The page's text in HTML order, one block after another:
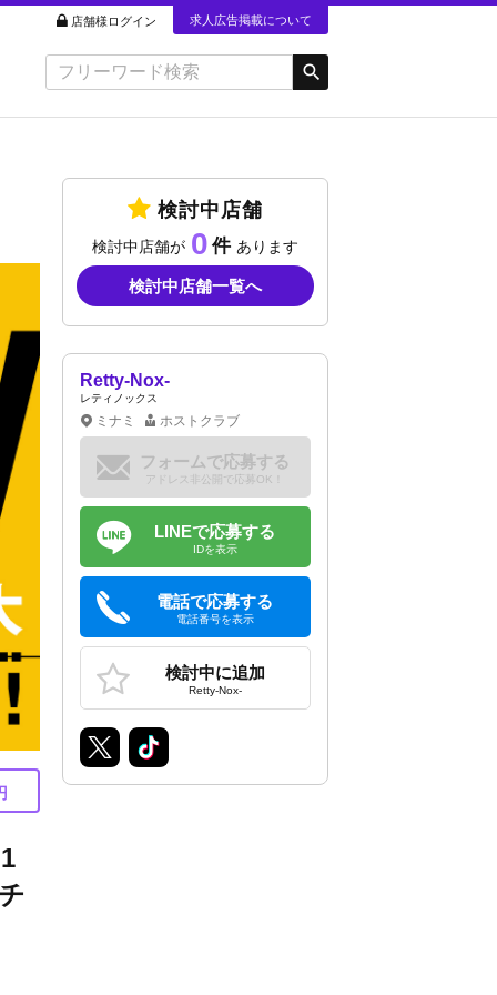
店舗様ログイン 求人広告掲載について
検討中店舗
検討中店舗が 0 あります
検討中店舗一覧へ
Retty-Nox-
レティノックス
ミナミ ホストクラブ
フォームで応募する
アドレス非公開で応募OK！
LINEで応募する
IDを表示
電話で応募する
電話番号を表示
検討中に追加
Retty-Nox-